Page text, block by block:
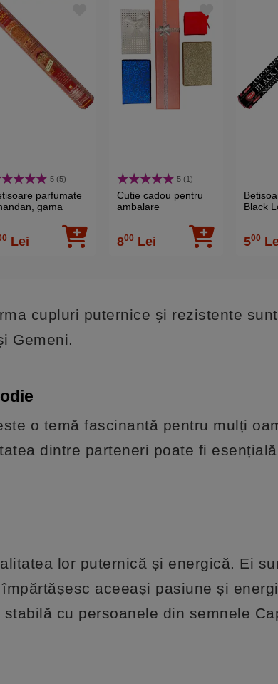
5 (5)
parfumate
gama
orientala 20
Lei
5 (1)
Cutie cadou pentru
ambalare
800 Lei
Black
500
cupluri puternice și rezistente
Gemeni.
o temă fascinantă pentru mulți
dintre parteneri poate fi
lor puternică și energică. Ei
aceeași pasiune și
cu persoanele din semnele